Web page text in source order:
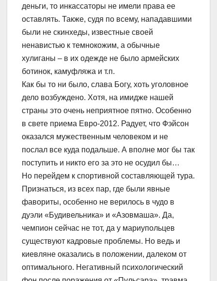
деньги, то инкассаторы не имели права ее
оставлять. Также, судя по всему, нападавшими
были не скинхеды, известные своей
ненавистью к темнокожим, а обычные
хулиганы – в их одежде не было армейских
ботинок, камуфляжа и т.п.
Как бы то ни было, слава Богу, хоть уголовное
дело возбуждено. Хотя, на имидже нашей
страны это очень неприятное пятно. Особенно
в свете приема Евро-2012. Радует, что Фэйсон
оказался мужественным человеком и не
послал все куда подальше. А вполне мог бы так
поступить и никто его за это не осудил бы…
Но перейдем к спортивной составляющей тура.
Признаться, из всех пар, где были явные
фавориты, особенно не верилось в чудо в
дуэли «Будивельника» и «Азовмаша». Да,
чемпион сейчас не тот, да у мариупольцев
существуют кадровые проблемы. Но ведь и
киевляне оказались в положении, далеком от
оптимального. Негативный психологический